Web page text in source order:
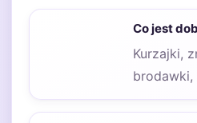
Co jest
Kurzajki,